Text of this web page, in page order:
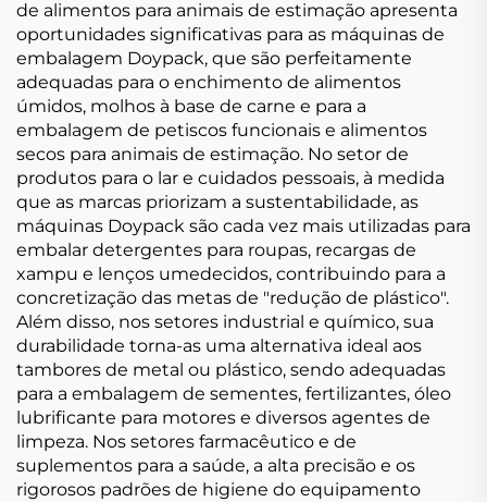
de alimentos para animais de estimação apresenta
oportunidades significativas para as máquinas de
embalagem Doypack, que são perfeitamente
adequadas para o enchimento de alimentos
úmidos, molhos à base de carne e para a
embalagem de petiscos funcionais e alimentos
secos para animais de estimação. No setor de
produtos para o lar e cuidados pessoais, à medida
que as marcas priorizam a sustentabilidade, as
máquinas Doypack são cada vez mais utilizadas para
embalar detergentes para roupas, recargas de
xampu e lenços umedecidos, contribuindo para a
concretização das metas de "redução de plástico".
Além disso, nos setores industrial e químico, sua
durabilidade torna-as uma alternativa ideal aos
tambores de metal ou plástico, sendo adequadas
para a embalagem de sementes, fertilizantes, óleo
lubrificante para motores e diversos agentes de
limpeza. Nos setores farmacêutico e de
suplementos para a saúde, a alta precisão e os
rigorosos padrões de higiene do equipamento